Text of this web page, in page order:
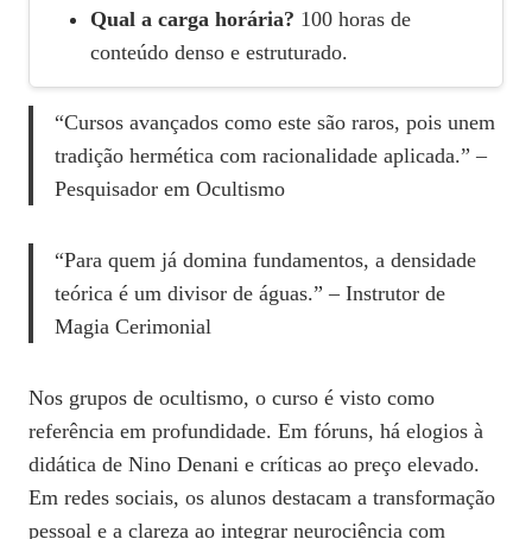
Qual a carga horária? 100 horas de
conteúdo denso e estruturado.
“Cursos avançados como este são raros, pois unem
tradição hermética com racionalidade aplicada.” –
Pesquisador em Ocultismo
“Para quem já domina fundamentos, a densidade
teórica é um divisor de águas.” – Instrutor de
Magia Cerimonial
Nos grupos de ocultismo, o curso é visto como
referência em profundidade. Em fóruns, há elogios à
didática de Nino Denani e críticas ao preço elevado.
Em redes sociais, os alunos destacam a transformação
pessoal e a clareza ao integrar neurociência com